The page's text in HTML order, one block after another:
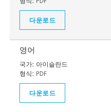
다운로드
영어
국가: 아이슬란드
형식: PDF
다운로드